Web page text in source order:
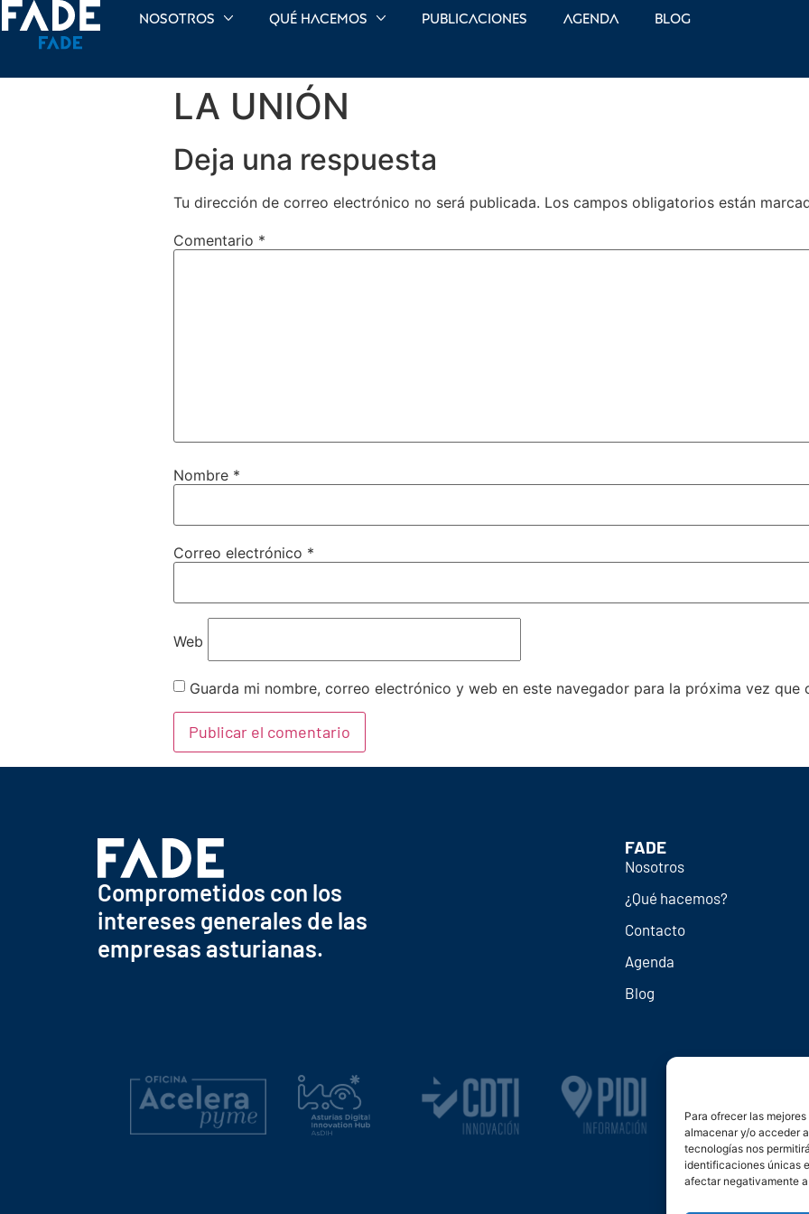
Para ofrecer las
almacenar y/o acceder
tecnologías nos
identificaciones únicas
afectar negativamente
Nosotros Qué hacemos Publicaciones Agenda Blog
LA UNIÓN
Deja una respuesta
Tu dirección de correo electrónico no será publicada. Los campos obligatorios están
Comentario *
Nombre *
Correo electrónico *
Web
Guarda mi nombre, correo electrónico y web en este navegador para la próxima vez que
Comprometidos con los
intereses generales de las
empresas asturianas.
FADE
Nosotros
¿Qué hacemos?
Contacto
Agenda
Blog